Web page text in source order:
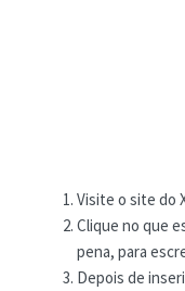
Visite o site do
Clique no que
pena, para
Depois de